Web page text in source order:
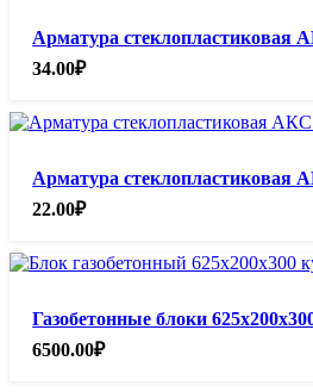
Арматура стеклопластиковая
34.00₽
Арматура стеклопластиковая
22.00₽
Газобетонные блоки
6500.00₽